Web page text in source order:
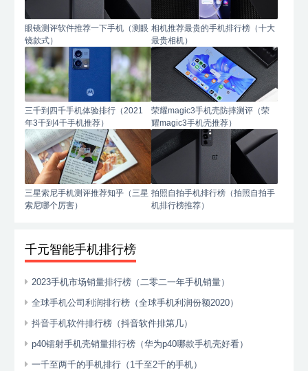
眼镜测评软件推荐一下手机（测眼
镜款式）
相机推荐最贵的手机排行榜（十大
最贵相机）
三千到四千手机体验排行（2021
年3千到4千手机推荐）
荣耀magic3手机壳防摔测评（荣
耀magic3手机壳推荐）
三星索尼手机测评推荐知乎（三星
索尼哪个厉害）
拍照自拍手机排行榜（拍照自拍手
机排行榜推荐）
千元智能手机排行榜
2023手机市场销量排行榜（二零二一年手机销量）
全球手机公司利润排行榜（全球手机利润份额2020）
抖音手机软件排行榜（抖音软件排第几）
p40镭射手机壳销量排行榜（华为p40哪款手机壳好看）
一千至两千的手机排行（1千至2千的手机）